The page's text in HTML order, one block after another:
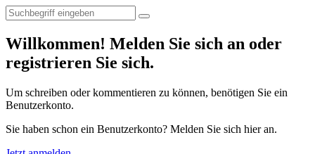
Willkommen! Melden Sie sich an oder
registrieren Sie sich.
Um schreiben oder kommentieren zu können, benötigen Sie ein
Benutzerkonto.
Sie haben schon ein Benutzerkonto? Melden Sie sich hier an.